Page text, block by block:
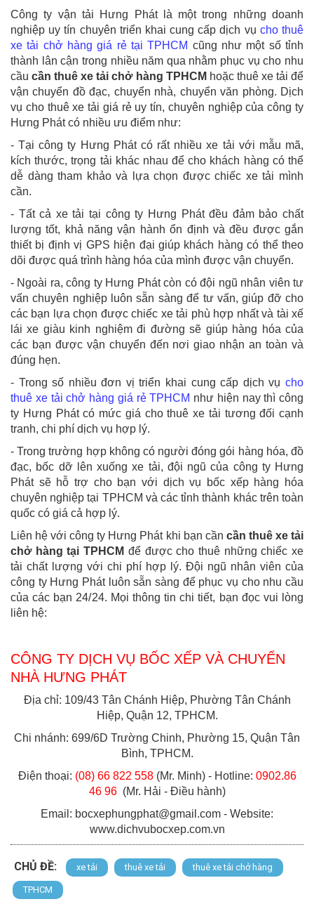
Công ty vận tải Hưng Phát là một trong những doanh
nghiệp uy tín chuyên triển khai cung cấp dịch vụ cho thuê
xe tải chở hàng giá rẻ tại TPHCM cũng như một số tỉnh
thành lân cận trong nhiều năm qua nhằm phục vụ cho nhu
cầucần thuê xe tải chở hàng TPHCM hoặc thuê xe tải để
vận chuyển đồ đạc, chuyển nhà, chuyển văn phòng. Dịch
vụ cho thuê xe tải giá rẻ uy tín, chuyên nghiệp của công ty
Hưng Phát có nhiều ưu điểm như:
- Tại công ty Hưng Phát có rất nhiều xe tải với mẫu mã,
kích thước, trọng tải khác nhau để cho khách hàng có thể
dễ dàng tham khảo và lựa chọn được chiếc xe tải mình
cần.
- Tất cả xe tải tại công ty Hưng Phát đều đảm bảo chất
lượng tốt, khả năng vận hành ổn định và đều được gắn
thiết bị định vị GPS hiện đại giúp khách hàng có thể theo
dõi được quá trình hàng hóa của mình được vận chuyển.
- Ngoài ra, công ty Hưng Phát còn có đội ngũ nhân viên tư
vấn chuyên nghiệp luôn sẵn sàng để tư vấn, giúp đỡ cho
các bạn lựa chọn được chiếc xe tải phù hợp nhất và tài xế
lái xe giàu kinh nghiệm đi đường sẽ giúp hàng hóa của
các bạn được vận chuyển đến nơi giao nhận an toàn và
đúng hẹn.
- Trong số nhiều đơn vị triển khai cung cấp dịch vụ cho
thuê xe tải chở hàng giá rẻ TPHCM như hiện nay thì công
ty Hưng Phát có mức giá cho thuê xe tải tương đối cạnh
tranh, chi phí dịch vụ hợp lý.
- Trong trường hợp không có người đóng gói hàng hóa, đồ
đạc, bốc dỡ lên xuống xe tải, đội ngũ của công ty Hưng
Phát sẽ hỗ trợ cho bạn với dịch vụ
bốc xếp hàng hóa
chuyên nghiệp tại TPHCM và các tỉnh thành khác trên toàn
quốc có giá cả hợp lý.
Liên hệ với công ty Hưng Phát khi bạn cần cần thuê xe tải
chở hàng tại TPHCM để được cho thuê những chiếc xe
tải chất lượng với chi phí hợp lý. Đội ngũ nhân viên của
công ty Hưng Phát luôn sẵn sàng để phục vụ cho nhu cầu
của các bạn 24/24. Mọi thông tin chi tiết, bạn đọc vui lòng
liên hệ:
CÔNG TY DỊCH VỤ BỐC XẾP VÀ CHUYỂN
NHÀ HƯNG PHÁT
Địa chỉ: 109/43 Tân Chánh Hiệp, Phường Tân Chánh
Hiệp, Quận 12, TPHCM.
Chi nhánh: 699/6D Trường Chinh, Phường 15, Quận Tân
Bình, TPHCM.
Điện thoại: (08) 66 822 558(Mr. Minh) - Hotline: 0902.86
46 96(Mr. Hải - Điều hành)
Email: bocxephungphat@gmail.com - Website:
www.dichvubocxep.com.vn
CHỦ ĐỀ: xe tải thuê xe tải thuê xe tải chở hàng
TPHCM